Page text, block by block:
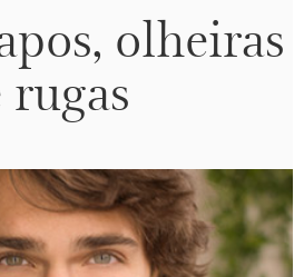
olheiras
rugas